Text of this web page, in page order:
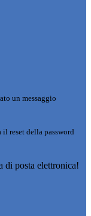
un messaggio
reset della password
di posta elettronica!